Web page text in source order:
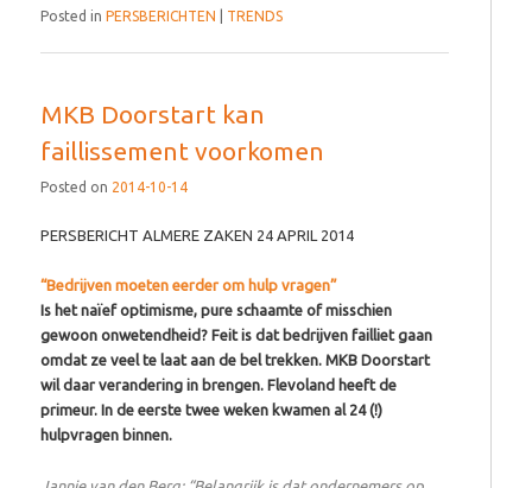
Posted in PERSBERICHTEN TRENDS
MKB Doorstart kan
faillissement voorkomen
Posted on 2014-10-14
PERSBERICHT ALMERE ZAKEN 24 APRIL 2014
“Bedrijven moeten eerder om hulp vragen”
Is het naïef optimisme, pure schaamte of misschien
gewoon onwetendheid? Feit is dat bedrijven failliet gaan
omdat ze veel te laat aan de bel trekken. MKB Doorstart
wil daar verandering in brengen. Flevoland heeft de
primeur. In de eerste twee weken kwamen al 24 (!)
hulpvragen binnen.